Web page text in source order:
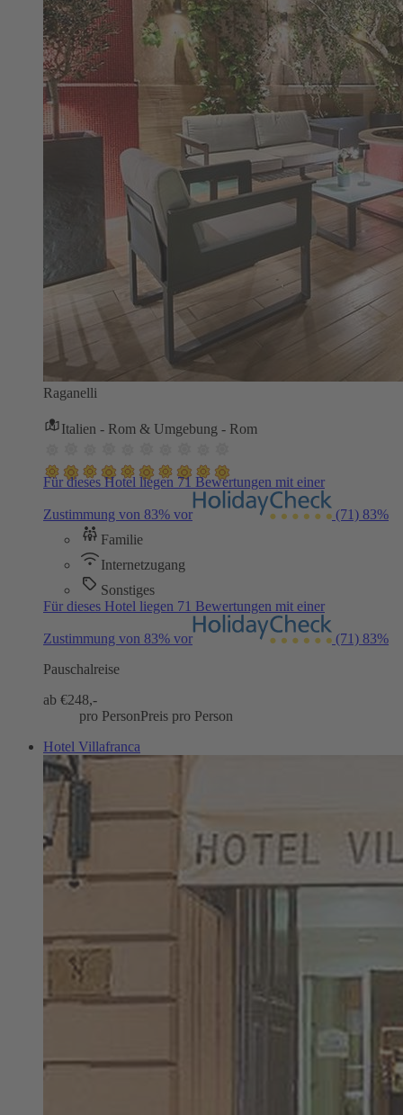
Raganelli
Italien - Rom & Umgebung - Rom
Für dieses Hotel liegen 71 Bewertungen mit einer
Zustimmung von 83% vor (71) 83%
Familie
Internetzugang
Sonstiges
Für dieses Hotel liegen 71 Bewertungen mit einer
Zustimmung von 83% vor (71) 83%
Pauschalreise
ab €248,-
pro PersonPreis pro Person
Hotel Villafranca